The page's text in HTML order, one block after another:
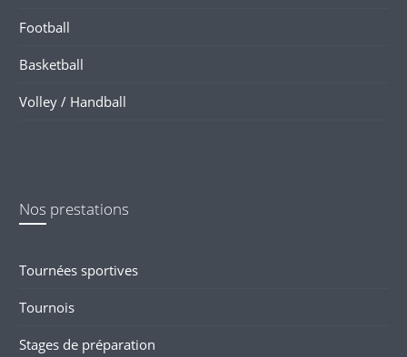
Football
Basketball
Volley / Handball
Nos prestations
Tournées sportives
Tournois
Stages de préparation